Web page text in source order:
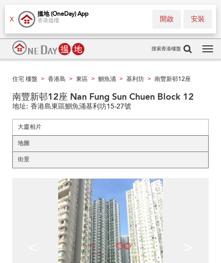
X
搵地 (OneDay) App
香港搵樓 安裝
開啟
搜索香港樓盤
住宅 樓盤 > 香港島 > 東區 > 鰂魚涌 > 基利坊 > 南豐新邨12座
南豐新邨12座 Nan Fung Sun Chuen Block 12
地址: 香港島東區鰂魚涌基利坊15-27號
大廈相片
地圖
街景